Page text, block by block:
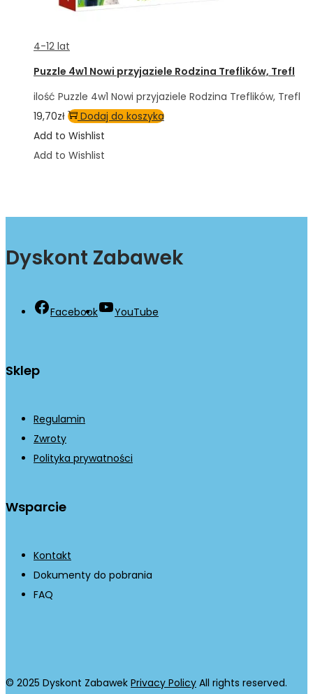
4-12 lat
Puzzle 4w1 Nowi przyjaziele Rodzina Treflików, Trefl
ilość Puzzle 4w1 Nowi przyjaziele Rodzina Treflików, Trefl
19,70zł
Dodaj do koszyka
Add to Wishlist
Add to Wishlist
Dyskont Zabawek
Facebook YouTube
Sklep
Regulamin
Zwroty
Polityka prywatności
Wsparcie
Kontakt
Dokumenty do pobrania
FAQ
© 2025 Dyskont Zabawek Privacy Policy All rights reserved.